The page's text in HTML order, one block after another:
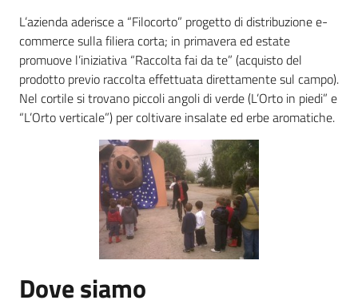
Agricoltura,
caccia e
pesca
L’azienda aderisce a “Filocorto” progetto di distribuzione e-
commerce sulla filiera corta; in primavera ed estate
promuove l’iniziativa “Raccolta fai da te” (acquisto del
prodotto previo raccolta effettuata direttamente sul campo).
Nel cortile si trovano piccoli angoli di verde (L’Orto in piedi” e
“L’Orto verticale”) per coltivare insalate ed erbe aromatiche.
Dove siamo